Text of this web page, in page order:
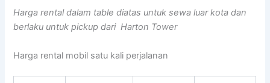
Harga rental dalam table diatas untuk sewa luar kota dan
berlaku untuk pickup dari Harton Tower
Harga rental mobil satu kali perjalanan